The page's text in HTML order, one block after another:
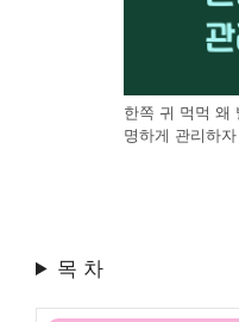
한쪽 귀 먹먹 왜
명하게 관리하자
목 차